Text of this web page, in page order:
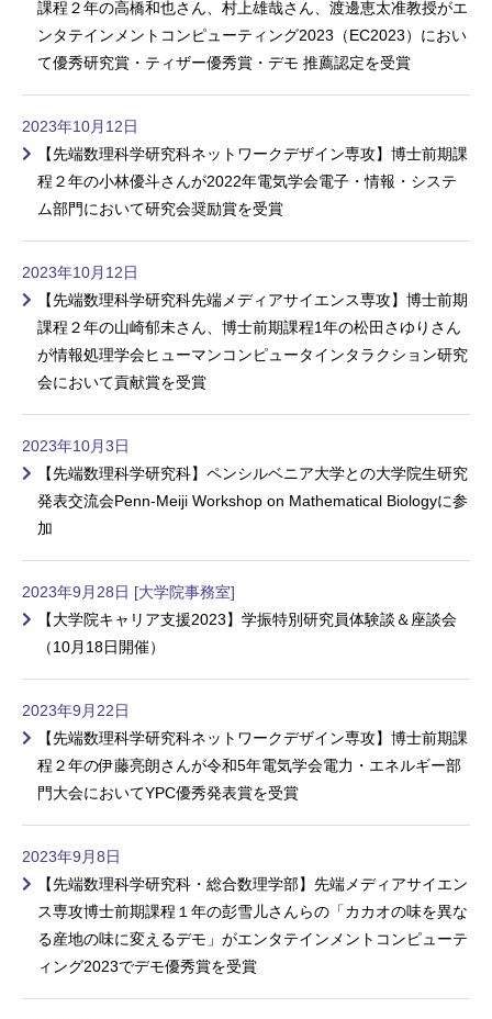
課程２年の高橋和也さん、村上雄哉さん、渡邊恵太准教授がエ
ンタテインメントコンピューティング2023（EC2023）におい
て優秀研究賞・ティザー優秀賞・デモ 推薦認定を受賞
2023年10月12日
【先端数理科学研究科ネットワークデザイン専攻】博士前期課
程２年の小林優斗さんが2022年電気学会電子・情報・システ
ム部門において研究会奨励賞を受賞
2023年10月12日
【先端数理科学研究科先端メディアサイエンス専攻】博士前期
課程２年の山崎郁未さん、博士前期課程1年の松田さゆりさん
が情報処理学会ヒューマンコンピュータインタラクション研究
会において貢献賞を受賞
2023年10月3日
【先端数理科学研究科】ペンシルベニア大学との大学院生研究
発表交流会Penn-Meiji Workshop on Mathematical Biologyに参
加
2023年9月28日 [大学院事務室]
【大学院キャリア支援2023】学振特別研究員体験談＆座談会
（10月18日開催）
2023年9月22日
【先端数理科学研究科ネットワークデザイン専攻】博士前期課
程２年の伊藤亮朗さんが令和5年電気学会電力・エネルギー部
門大会においてYPC優秀発表賞を受賞
2023年9月8日
【先端数理科学研究科・総合数理学部】先端メディアサイエン
ス専攻博士前期課程１年の彭雪儿さんらの「カカオの味を異な
る産地の味に変えるデモ」がエンタテインメントコンピューテ
ィング2023でデモ優秀賞を受賞